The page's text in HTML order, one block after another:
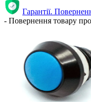
Гарантії.
- Повернення товару